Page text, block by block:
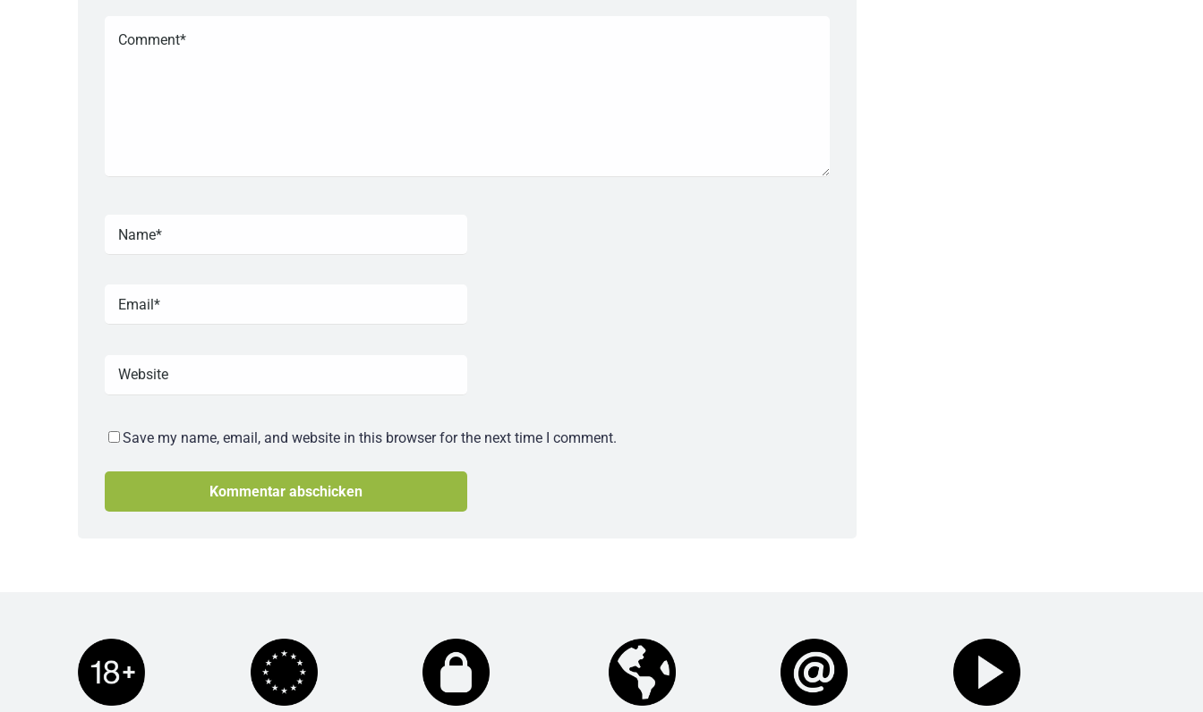
Save my name, email, and website in this browser for the next time I comment.